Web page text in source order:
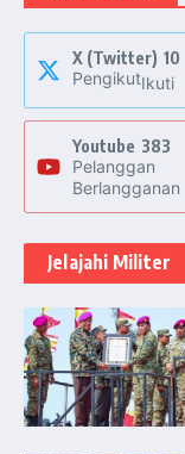
X (Twitter) 10
PengikutIkuti
Youtube 383
Pelanggan
Berlangganan
Jelajahi Militer